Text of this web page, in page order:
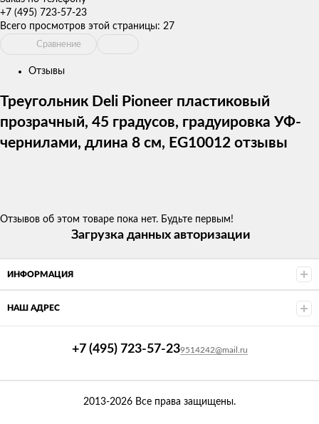
+7 (495) 723-57-23
Всего просмотров этой страницы: 27
Сравнение
Отзывы
Треугольник Deli Pioneer пластиковый
прозрачный, 45 градусов, градуировка УФ-
чернилами, длина 8 см, EG10012 отзывы
Отзывов об этом товаре пока нет. Будьте первым!
Загрузка данных авторизации
ИНФОРМАЦИЯ
НАШ АДРЕС
+7 (495) 723-57-239514242@mail.ru
2013-2026 Все права защищены.